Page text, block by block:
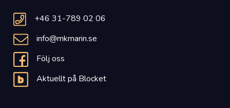
+46 31-789 02 06
info@mkmarin.se
Följ oss
Aktuellt på Blocket